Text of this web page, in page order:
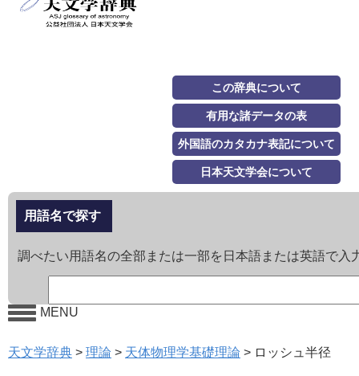
この辞典について
有用な諸データの表
外国語のカタカナ表記について
日本天文学会について
用語名で探す
調べたい用語名の全部または一部を日本語または英語で入
MENU
天文学辞典 > 理論 > 天体物理学基礎理論 > ロッシュ半径